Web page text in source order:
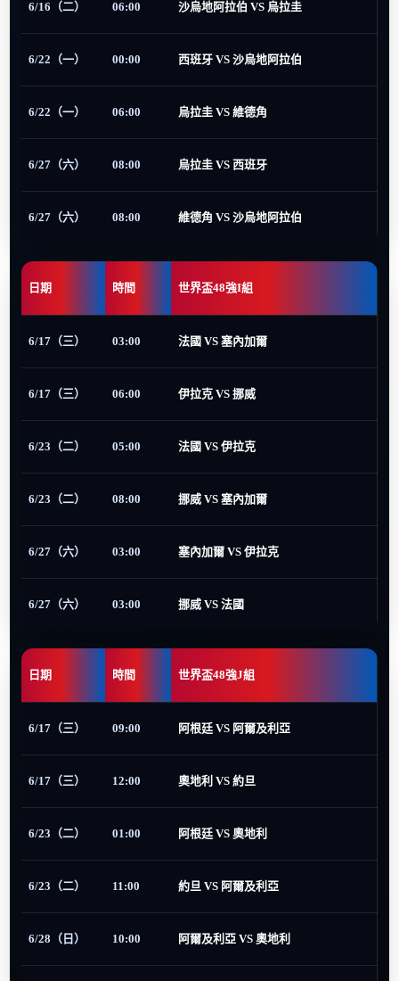
6/16（二） 06:00 沙烏地阿拉伯 VS 烏拉圭
6/22（一） 00:00 西班牙 VS 沙烏地阿拉伯
6/22（一） 06:00 烏拉圭 VS 維德角
6/27（六） 08:00 烏拉圭 VS 西班牙
6/27（六） 08:00 維德角 VS 沙烏地阿拉伯
日期 時間 世界盃48強I組
6/17（三） 03:00 法國 VS 塞內加爾
6/17（三） 06:00 伊拉克 VS 挪威
6/23（二） 05:00 法國 VS 伊拉克
6/23（二） 08:00 挪威 VS 塞內加爾
6/27（六） 03:00 塞內加爾 VS 伊拉克
6/27（六） 03:00 挪威 VS 法國
日期 時間 世界盃48強J組
6/17（三） 09:00 阿根廷 VS 阿爾及利亞
6/17（三） 12:00 奧地利 VS 約旦
6/23（二） 01:00 阿根廷 VS 奧地利
6/23（二） 11:00 約旦 VS 阿爾及利亞
6/28（日） 10:00 阿爾及利亞 VS 奧地利